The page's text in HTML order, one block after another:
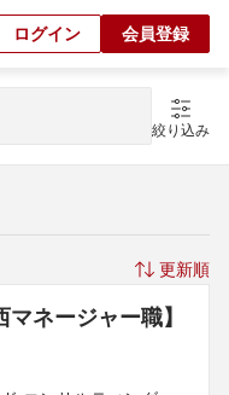
ログイン 会員登録
絞り込み
更新順
ネージャー職】